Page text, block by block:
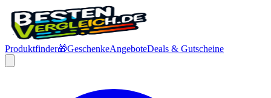
Produktfinder🎁GeschenkeAngeboteDeals & Gutscheine